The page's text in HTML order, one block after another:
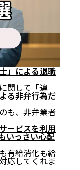
」による退職
関して「違
る非弁行為だ
も、非弁業者
ービスを利用
いっさい心配
有給消化も給
応してくれま